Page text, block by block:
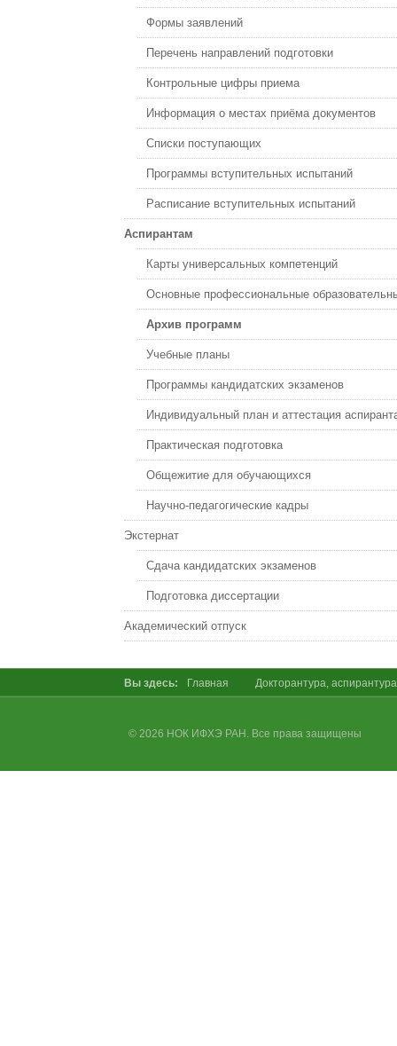
Формы заявлений
Перечень направлений подготовки
Контрольные цифры приема
Информация о местах приёма документов
Списки поступающих
Программы вступительных испытаний
Расписание вступительных испытаний
Аспирантам
Карты универсальных компетенций
Основные профессиональные
Архив программ
Учебные планы
Программы кандидатских экзаменов
Индивидуальный план и аттестация
Практическая подготовка
Общежитие для обучающихся
Научно-педагогические кадры
Экстернат
Сдача кандидатских экзаменов
Подготовка диссертации
Академический отпуск
Вы здесь: Главная Докторантура, аспирантура
© 2026 НОК ИФХЭ РАН. Все права защищены